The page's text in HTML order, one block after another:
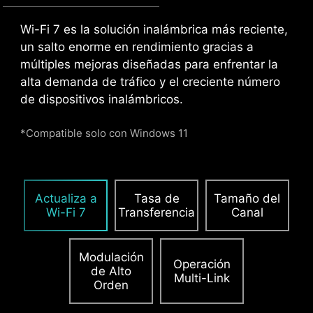
CPU / PWM IC
MÚLTIPLES PERFILES
INTELIGENTE Y
VENTILADOR
MANUAL
Wi-Fi 7 es la solución inalámbrica más reciente,
un salto enorme en rendimiento gracias a
múltiples mejoras diseñadas para enfrentar la
alta demanda de tráfico y el creciente número
de dispositivos inalámbricos.
*Compatible solo con Windows 11
Actualiza a
Wi-Fi 7
Tasa de
Transferencia
Tamaño del
Canal
Modulación
de Alto
Orden
Operación
Multi-Link
CONEXIÓN EN
CADENA
ALMACENAMIENTO
EXTERNO / DOCKS
Conecta múltiples dispositivos Thunderbolt™
También puedes utilizar un hub o dock
dispositivos a través de una única conexión.
Acepta las cookies de YouTube para ver este vídeo.
Aceptar y ver